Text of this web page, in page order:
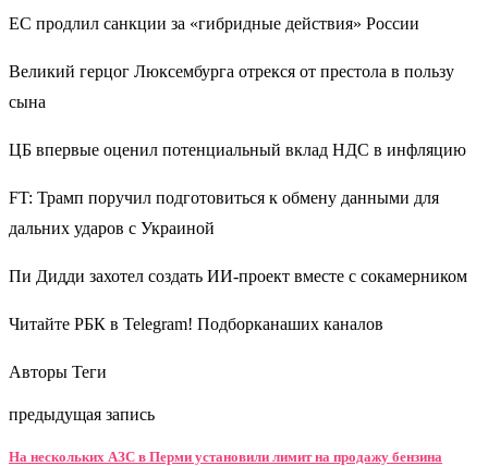
ЕС продлил санкции за «гибридные действия» России
Великий герцог Люксембурга отрекся от престола в пользу
сына
ЦБ впервые оценил потенциальный вклад НДС в инфляцию
FT: Трамп поручил подготовиться к обмену данными для
дальних ударов с Украиной
Пи Дидди захотел создать ИИ-проект вместе с сокамерником
Читайте РБК в Telegram! Подборканаших каналов
Авторы Теги
предыдущая запись
На нескольких АЗС в Перми установили лимит на продажу бензина